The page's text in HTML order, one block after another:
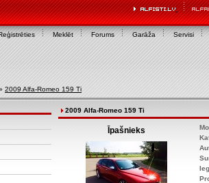
Meklēt Forums Garāža Servisi
2009 Alfa-Romeo 159 Ti
2009 Alfa-Romeo 159 Ti
Īpašnieks